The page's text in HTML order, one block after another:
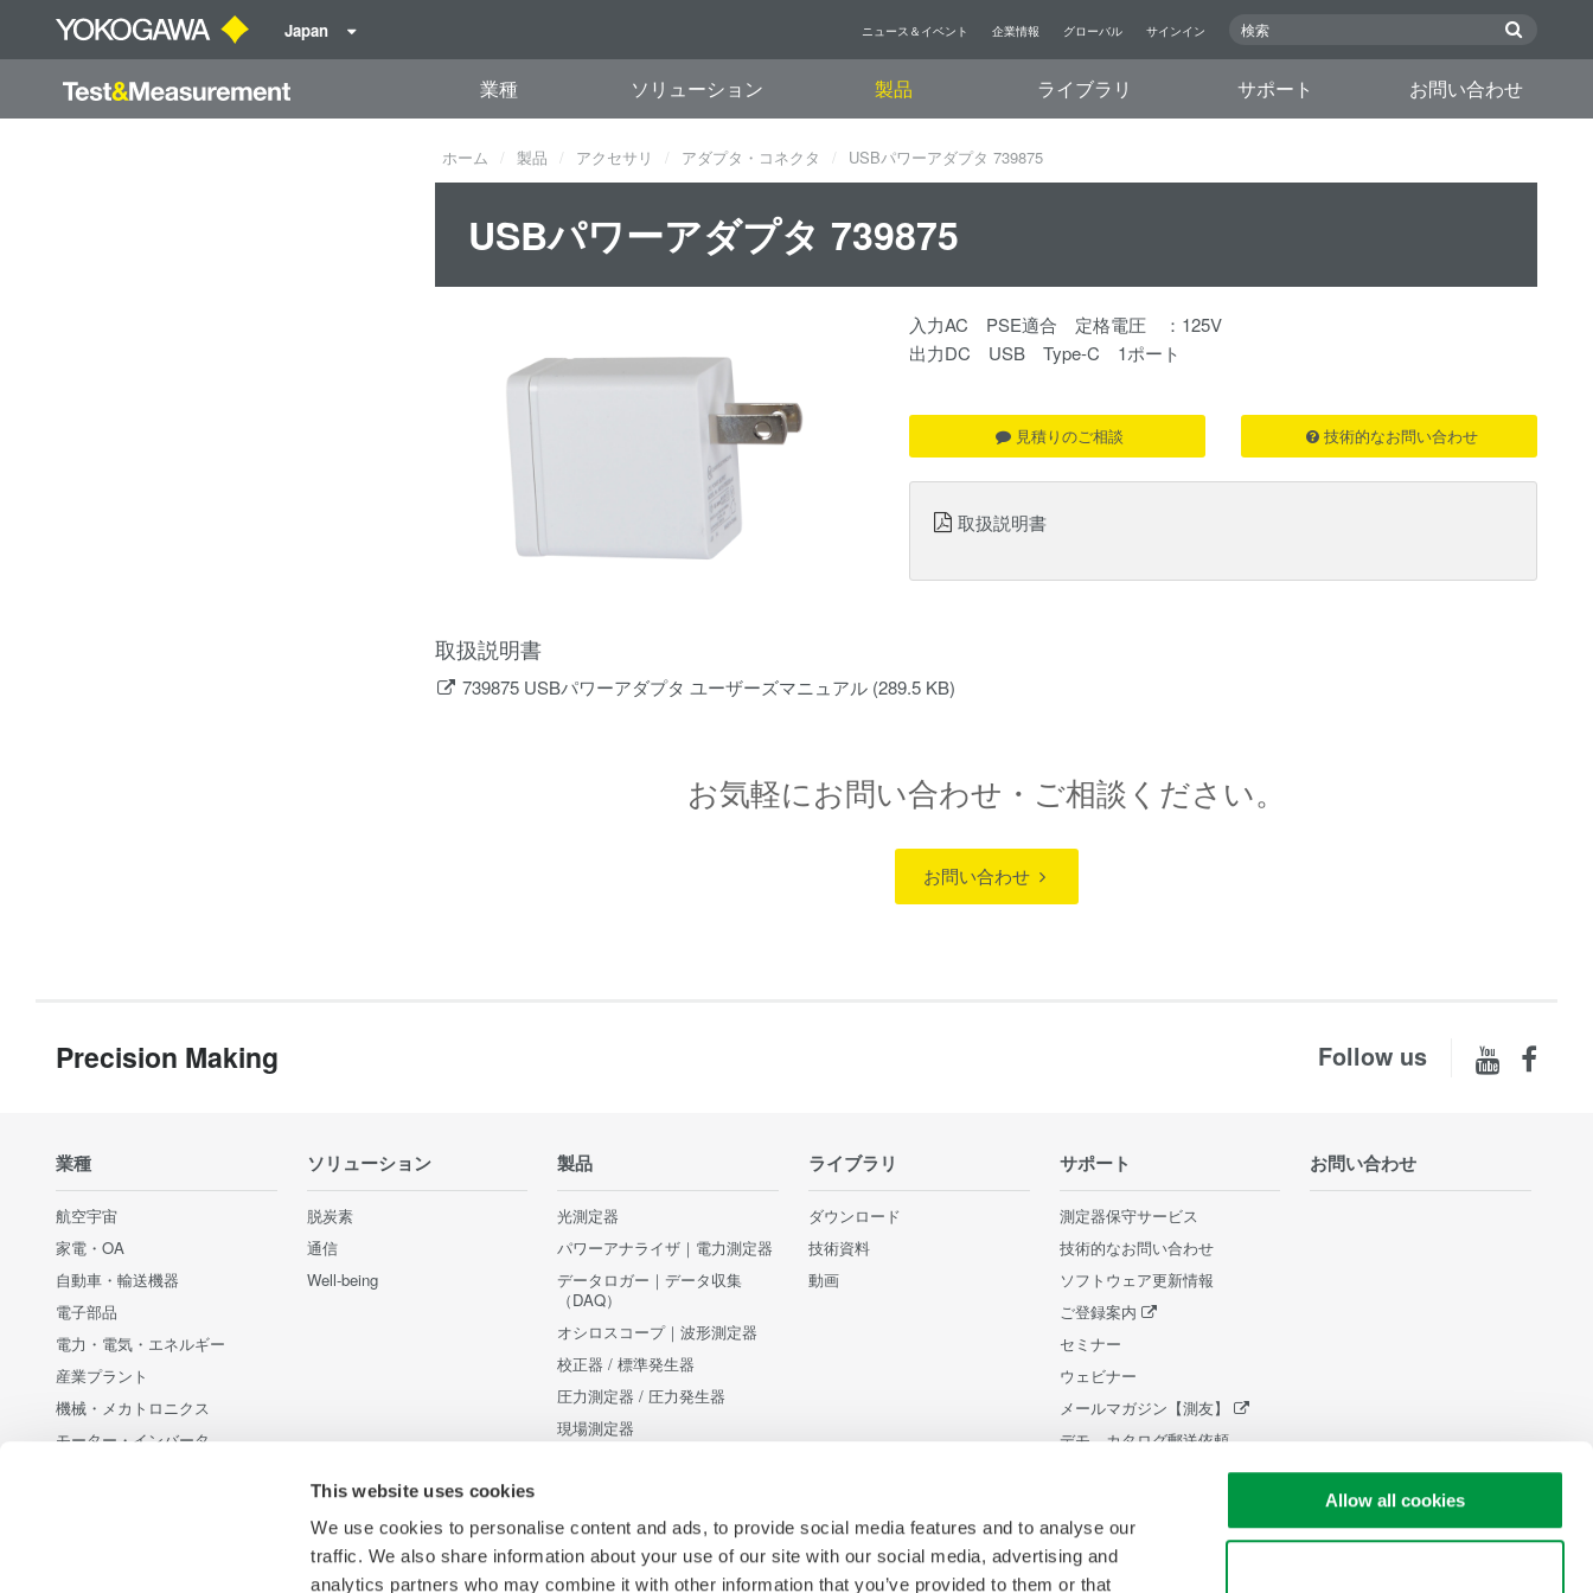
This website uses cookies
We use cookies to personalise content and ads, to provide social media features and to analyse our
traffic. We also share information about your use of our site with our social media, advertising and
analytics partners who may combine it with other information that you’ve provided to them or that
Allow all cookies
Japan ニュース＆イベント 企業情報 グローバル サインイン
業種 ソリューション 製品 ライブラリ サポート お問い合わせ
ホーム 製品 アクセサリ アダプタ・コネクタ USBパワーアダプタ 739875
USBパワーアダプタ 739875
入力AC PSE適合 定格電圧 ：125V
出力DC USB Type-C 1ポート
見積りのご相談 技術的なお問い合わせ
取扱説明書
取扱説明書
739875 USBパワーアダプタ ユーザーズマニュアル (289.5 KB)
お気軽にお問い合わせ・ご相談ください。
お問い合わせ
Precision Making Follow us
業種
航空宇宙
家電・OA
自動車・輸送機器
電子部品
電力・電気・エネルギー
産業プラント
機械・メカトロニクス
モーター・インバータ
ソリューション
脱炭素
通信
Well-being
製品
光測定器
パワーアナライザ｜電力測定器
データロガー｜データ収集
（DAQ）
オシロスコープ｜波形測定器
校正器 / 標準発生器
圧力測定器 / 圧力発生器
現場測定器
ライブラリ
ダウンロード
技術資料
動画
サポート
測定器保守サービス
技術的なお問い合わせ
ソフトウェア更新情報
ご登録案内
セミナー
ウェビナー
メールマガジン【測友】
デモ、カタログ郵送依頼
ー
中小企業向け設備 税制証明書発
行
お問い合わせ